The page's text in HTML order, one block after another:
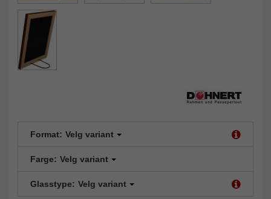
Format: Velg variant
Farge: Velg variant
Glasstype: Velg variant